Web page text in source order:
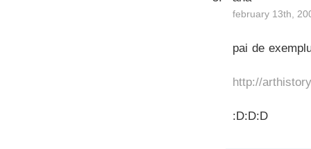
february 13th,
pai de
http://
:D:D:D